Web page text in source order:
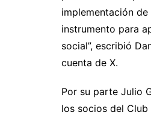
implementación de
instrumento para
social”, escribió
cuenta de X.
Por su parte Julio
los socios del